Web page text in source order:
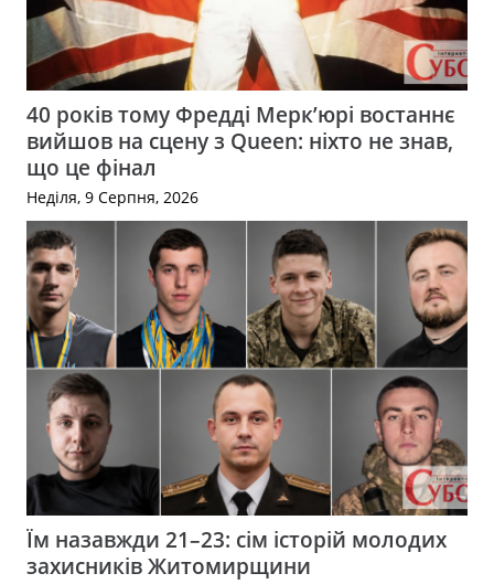
40 років тому Фредді Мерк’юрі востаннє
вийшов на сцену з Queen: ніхто не знав,
що це фінал
Неділя, 9 Серпня, 2026
Їм назавжди 21–23: сім історій молодих
захисників Житомирщини